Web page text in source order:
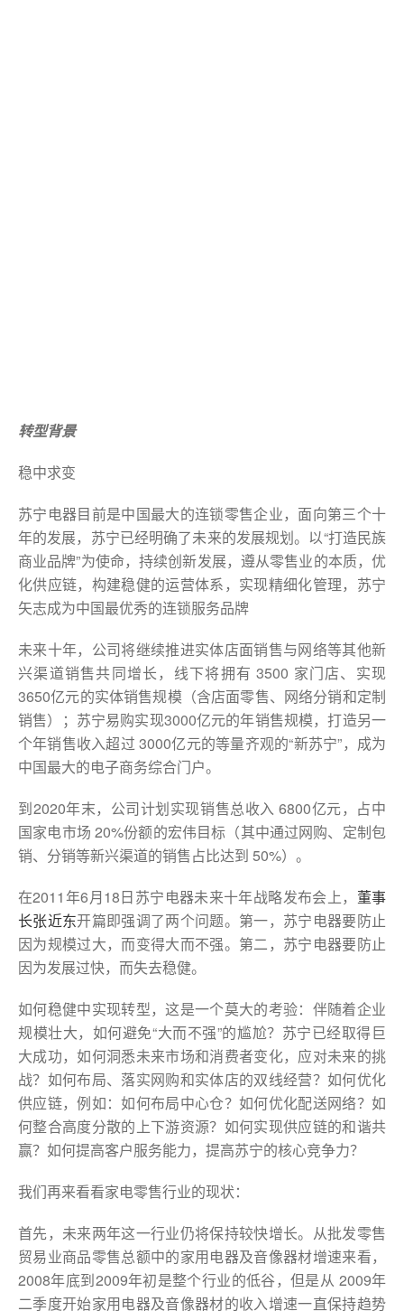
转型背景
稳中求变
苏宁电器目前是中国最大的连锁零售企业，面向第三个十
年的发展，苏宁已经明确了未来的发展规划。以“打造民族
商业品牌”为使命，持续创新发展，遵从零售业的本质，优
化供应链，构建稳健的运营体系，实现精细化管理，苏宁
矢志成为中国最优秀的连锁服务品牌
未来十年，公司将继续推进实体店面销售与网络等其他新
兴渠道销售共同增长，线下将拥有 3500 家门店、实现
3650亿元的实体销售规模（含店面零售、网络分销和定制
销售）；苏宁易购实现3000亿元的年销售规模，打造另一
个年销售收入超过 3000亿元的等量齐观的“新苏宁”，成为
中国最大的电子商务综合门户。
到2020年末，公司计划实现销售总收入 6800亿元，占中
国家电市场 20%份额的宏伟目标（其中通过网购、定制包
销、分销等新兴渠道的销售占比达到 50%）。
在2011年6月18日苏宁电器未来十年战略发布会上， 董事
长张近东开篇即强调了两个问题。第一，苏宁电器要防止
因为规模过大，而变得大而不强。第二，苏宁电器要防止
因为发展过快，而失去稳健。
如何稳健中实现转型，这是一个莫大的考验：伴随着企业
规模壮大，如何避免“大而不强”的尴尬？苏宁已经取得巨
大成功，如何洞悉未来市场和消费者变化，应对未来的挑
战？如何布局、落实网购和实体店的双线经营？如何优化
供应链，例如：如何布局中心仓？如何优化配送网络？如
何整合高度分散的上下游资源？如何实现供应链的和谐共
赢？如何提高客户服务能力，提高苏宁的核心竞争力？
我们再来看看家电零售行业的现状：
首先，未来两年这一行业仍将保持较快增长。从批发零售
贸易业商品零售总额中的家用电器及音像器材增速来看，
2008年底到2009年初是整个行业的低谷，但是从 2009年
二季度开始家用电器及音像器材的收入增速一直保持趋势